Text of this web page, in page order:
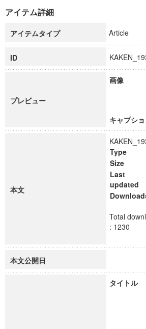
科学研究費補助金研究成果報告書
慶應義塾大学グローバルCOEプロ
慶應義塾大学グローバルCOEプロ
博士課程教育リーディングプログ
学術雑誌掲載論文等(8)
アイテム詳細
アイテムタイプ Article
ID
プレビュー
画像
キャプシ
本文
Type
Size
Last
updated
Total
: 1230
本文公開日
タイトル